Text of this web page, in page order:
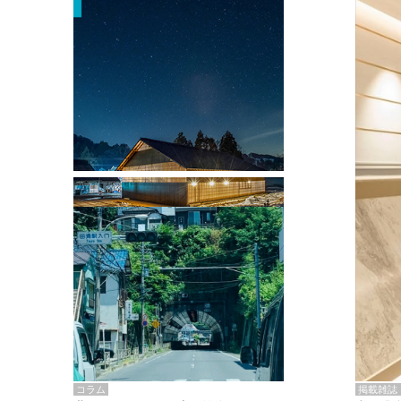
掲載雑誌
掲載雑誌・書籍
『街歩き研修「アールデコとモダニズ
ム、和風バロック」』のレポート記事が
掲載
コラム